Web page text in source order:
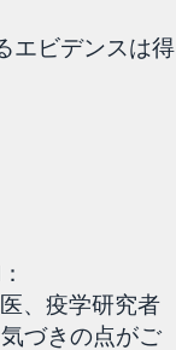
エビデンスは得
、疫学研究者
づきの点がご